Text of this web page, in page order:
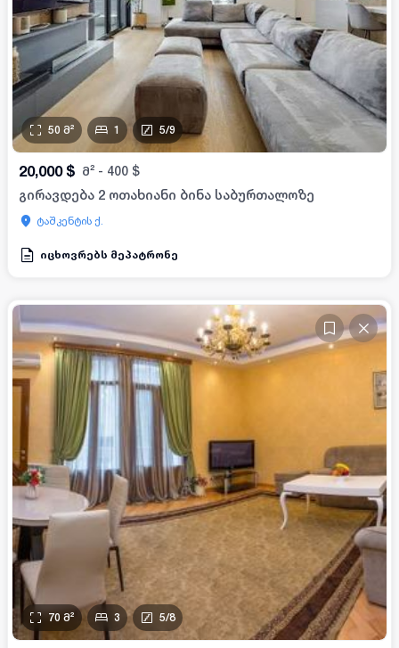
50 მ² 1 5/9
20,000 $ მ² - 400 $
გირავდება 2 ოთახიანი ბინა საბურთალოზე
ტაშკენტის ქ.
იცხოვრებს მეპატრონე
70 მ² 3 5/8